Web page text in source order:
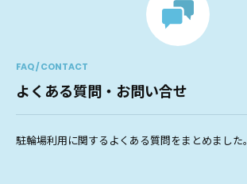
FAQ / CONTACT
よくある質問・お問い合せ
駐輪場利用に関するよくある質問をまとめました。